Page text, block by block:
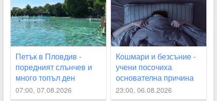
Петък в Пловдив -
поредният слънчев и
много топъл ден
07:00, 07.08.2026
Кошмари и безсъние -
учени посочиха
основателна причина
23:00, 06.08.2026